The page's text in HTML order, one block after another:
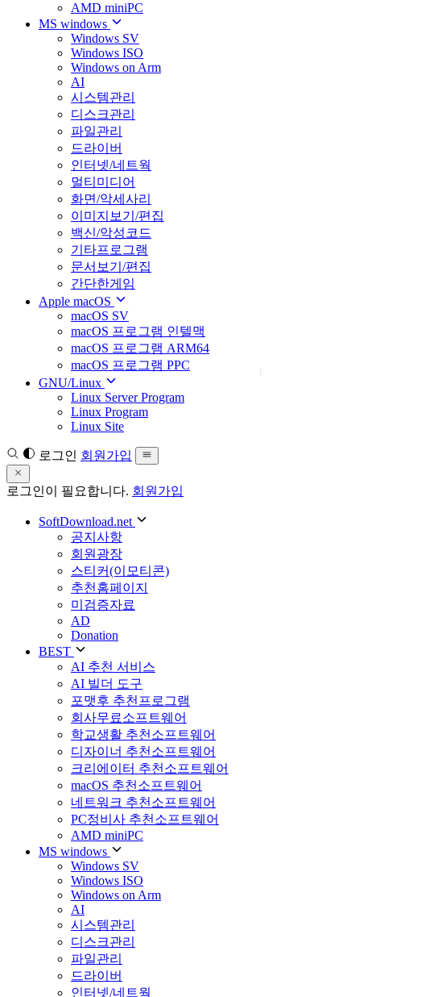
AMD miniPC
MS windows
Windows SV
Windows ISO
Windows on Arm
AI
시스템관리
디스크관리
파일관리
드라이버
인터넷/네트웍
멀티미디어
화면/악세사리
이미지보기/편집
백신/악성코드
기타프로그램
문서보기/편집
간단한게임
Apple macOS
macOS SV
macOS 프로그램 인텔맥
macOS 프로그램 ARM64
macOS 프로그램 PPC
GNU/Linux
Linux Server Program
Linux Program
Linux Site
로그인 회원가입
로그인이 필요합니다. 회원가입
SoftDownload.net
공지사항
회원광장
스티커(이모티콘)
추천홈페이지
미검증자료
AD
Donation
BEST
AI 추천 서비스
AI 빌더 도구
포맷후 추천프로그램
회사무료소프트웨어
학교생활 추천소프트웨어
디자이너 추천소프트웨어
크리에이터 추천소프트웨어
macOS 추천소프트웨어
네트워크 추천소프트웨어
PC정비사 추천소프트웨어
AMD miniPC
MS windows
Windows SV
Windows ISO
Windows on Arm
AI
시스템관리
디스크관리
파일관리
드라이버
인터넷/네트웍